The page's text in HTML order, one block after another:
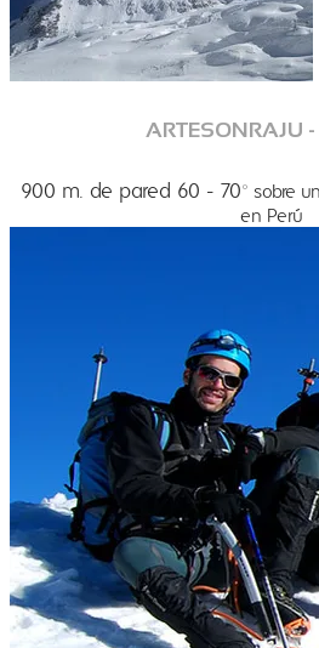
ARTESONRAJU
900 m. de pared 60 - 70° sobre
en Perú